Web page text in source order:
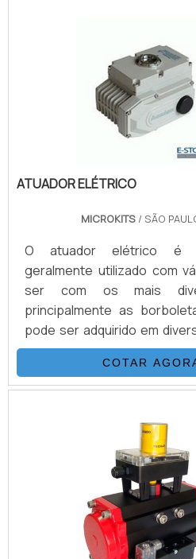
ATUADOR ELÉTRICO
MICROKITS/ SÃO
O atuador elétrico é
geralmente utilizado com
ser com os mais
principalmente as
pode ser adquirido em
de acordo com a
destinado, pode ser tanto
monofásicos ou
uma peça que conta com
inferior de acordo com o
quadrado e furação pré-
norma do segmento. Ele
caracterís.
COTAR